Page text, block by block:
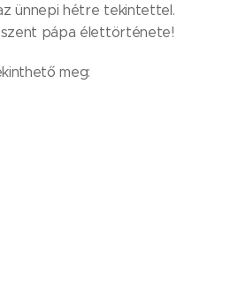
ünnepi hétre tekintettel.
szent pápa élettörténete!
meg: